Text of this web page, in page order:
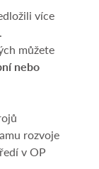
více
můžete
nebo
rozvoje
v OP